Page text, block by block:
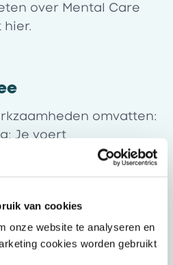
van cookies
onze website te analyseren en
cookies worden gebruikt
over Mental Care
hier.
omvatten:
Je voert
onderzoek uit, stelt
hen naar herstel,
handelt snel en